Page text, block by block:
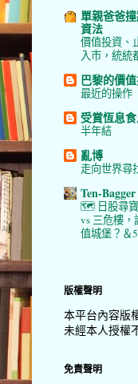
單親爸爸
資法
價值投資、
入市，統統
巴黎的價
最近的操作
受賞恆息
半年結
亂博
走向世界尋
Ten-
🗺️ 日股尋寶
vs 三危樓
值城堡？＆
版權聲明
本平台內容版
未經本人授權
免責聲明